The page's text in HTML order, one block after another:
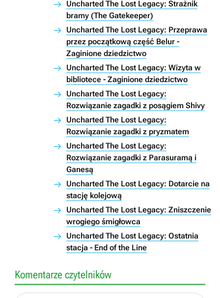
Uncharted The Lost Legacy: Strażnik
bramy (The Gatekeeper)
Uncharted The Lost Legacy: Przeprawa
przez początkową część Belur -
Zaginione dziedzictwo
Uncharted The Lost Legacy: Wizyta w
bibliotece - Zaginione dziedzictwo
Uncharted The Lost Legacy:
Rozwiązanie zagadki z posągiem Shivy
Uncharted The Lost Legacy:
Rozwiązanie zagadki z pryzmatem
Uncharted The Lost Legacy:
Rozwiązanie zagadki z Parasuramą i
Ganesą
Uncharted The Lost Legacy: Dotarcie na
stację kolejową
Uncharted The Lost Legacy: Zniszczenie
wrogiego śmigłowca
Uncharted The Lost Legacy: Ostatnia
stacja - End of the Line
Komentarze czytelników